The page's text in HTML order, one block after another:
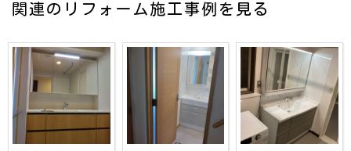
関連のリフォーム施工事例を見る